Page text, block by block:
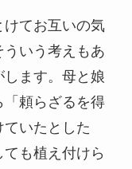
けてお互いの気
いう考えもあ
ます。母と娘
「頼らざるを得
いたとした
も植え付けら